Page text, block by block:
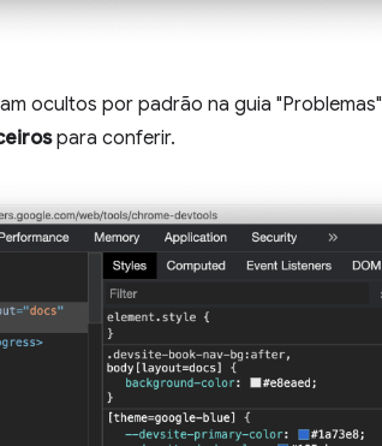
ocultos por padrão na guia
para conferir.